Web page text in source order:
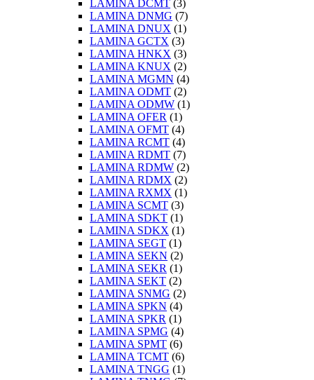
LAMINA DCMT (3)
LAMINA DNMG (7)
LAMINA DNUX (1)
LAMINA GCTX (3)
LAMINA HNKX (3)
LAMINA KNUX (2)
LAMINA MGMN (4)
LAMINA ODMT (2)
LAMINA ODMW (1)
LAMINA OFER (1)
LAMINA OFMT (4)
LAMINA RCMT (4)
LAMINA RDMT (7)
LAMINA RDMW (2)
LAMINA RDMX (2)
LAMINA RXMX (1)
LAMINA SCMT (3)
LAMINA SDKT (1)
LAMINA SDKX (1)
LAMINA SEGT (1)
LAMINA SEKN (2)
LAMINA SEKR (1)
LAMINA SEKT (2)
LAMINA SNMG (2)
LAMINA SPKN (4)
LAMINA SPKR (1)
LAMINA SPMG (4)
LAMINA SPMT (6)
LAMINA TCMT (6)
LAMINA TNGG (1)